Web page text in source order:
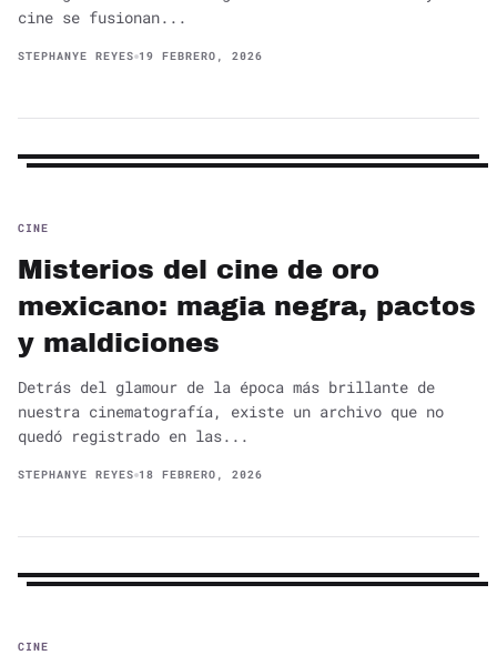
cine se fusionan...
STEPHANYE REYES 19 FEBRERO, 2026
CINE
Misterios del cine de oro
mexicano: magia negra, pactos
y maldiciones
Detrás del glamour de la época más brillante de
nuestra cinematografía, existe un archivo que no
quedó registrado en las...
STEPHANYE REYES 18 FEBRERO, 2026
CINE